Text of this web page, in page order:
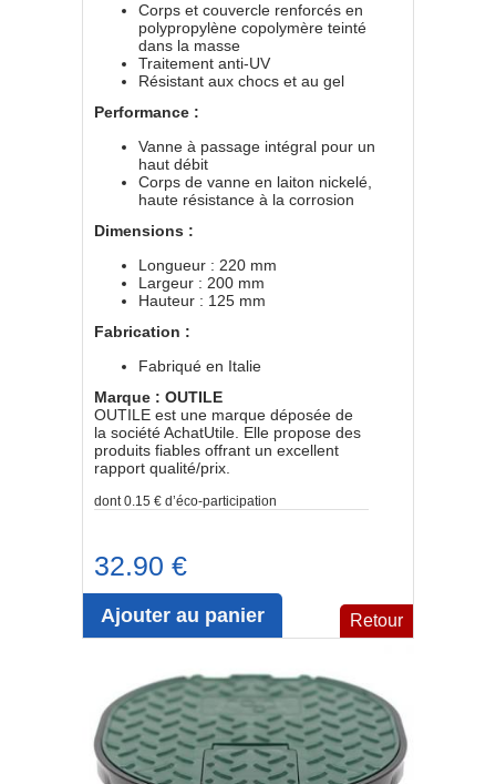
Corps et couvercle renforcés en
polypropylène copolymère teinté
dans la masse
Traitement anti-UV
Résistant aux chocs et au gel
Performance :
Vanne à passage intégral pour un
haut débit
Corps de vanne en laiton nickelé,
haute résistance à la corrosion
Dimensions :
Longueur : 220 mm
Largeur : 200 mm
Hauteur : 125 mm
Fabrication :
Fabriqué en Italie
Marque : OUTILE
OUTILE est une marque déposée de
la société AchatUtile. Elle propose des
produits fiables offrant un excellent
rapport qualité/prix.
dont 0.15 € d’éco-participation
32.90 €
Ajouter au panier Retour